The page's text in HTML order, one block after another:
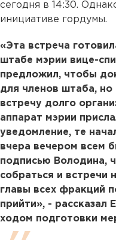
сегодня в 14:30.
инициативе гордумы.
«Эта встреча
штабе мэрии вице-
предложил, чтобы
для членов штаба, но
встречу долго
аппарат мэрии
уведомление, те
вчера вечером всем
подписью Володина,
собраться и встречи
главы всех фракций
прийти», - рассказал
ходом подготовки